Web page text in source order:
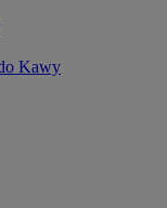
Kawy